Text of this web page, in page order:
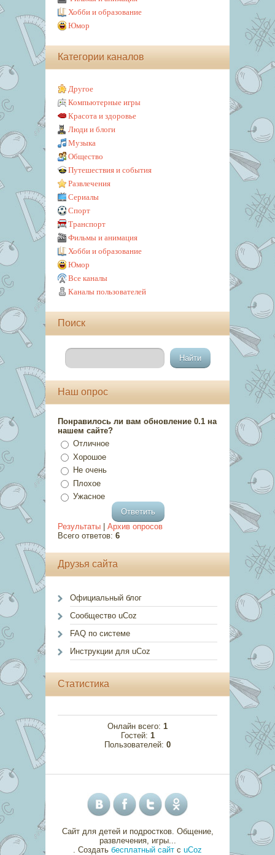
Хобби и образование
Юмор
Категории каналов
Другое
Компьютерные игры
Красота и здоровье
Люди и блоги
Музыка
Общество
Путешествия и события
Развлечения
Сериалы
Спорт
Транспорт
Фильмы и анимация
Хобби и образование
Юмор
Все каналы
Каналы пользователей
Поиск
Наш опрос
Понравилось ли вам обновление 0.1 на
нашем сайте?
Отличное
Хорошое
Не очень
Плохое
Ужасное
Результаты
Архив опросов
Всего ответов: 6
Друзья сайта
Официальный блог
Сообщество uCoz
FAQ по системе
Инструкции для uCoz
Статистика
Онлайн всего: 1
Гостей: 1
Пользователей: 0
Сайт для детей и подростков. Общение,
развлечения, игры...
Создать бесплатный сайт с uCoz